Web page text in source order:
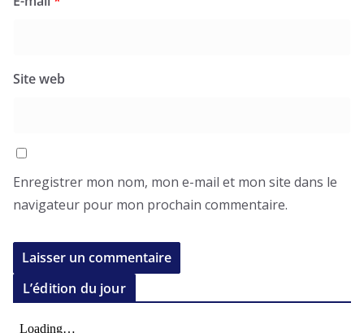
Site web
Enregistrer mon nom, mon e-mail et mon site dans le
navigateur pour mon prochain commentaire.
L’édition du jour